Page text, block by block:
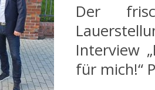
Der
Interview
für mich!“